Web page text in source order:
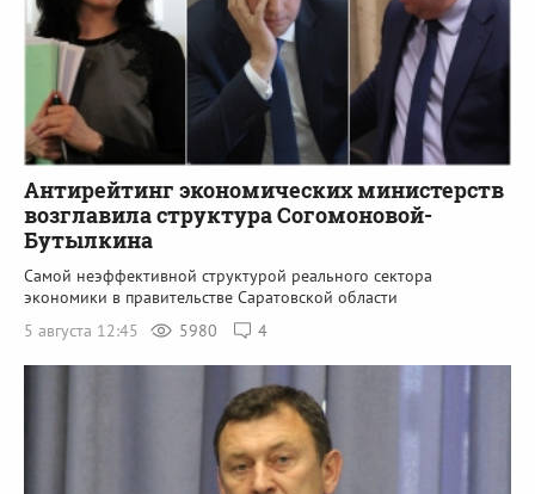
Антирейтинг экономических министерств
возглавила структура Согомоновой-
Бутылкина
Самой неэффективной структурой реального сектора
экономики в правительстве Саратовской области
5 августа 12:45
5980 4